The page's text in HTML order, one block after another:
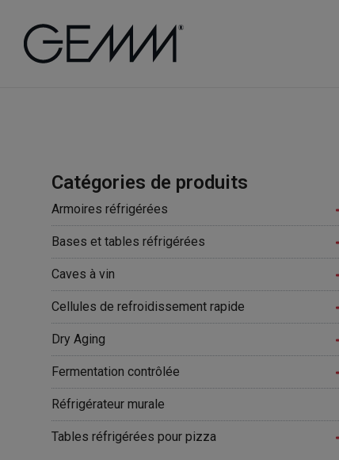
Catégories de produits
Armoires réfrigérées
Bases et tables réfrigérées
Caves à vin
Cellules de refroidissement rapide
Dry Aging
Fermentation contrôlée
Réfrigérateur murale
Tables réfrigérées pour pizza